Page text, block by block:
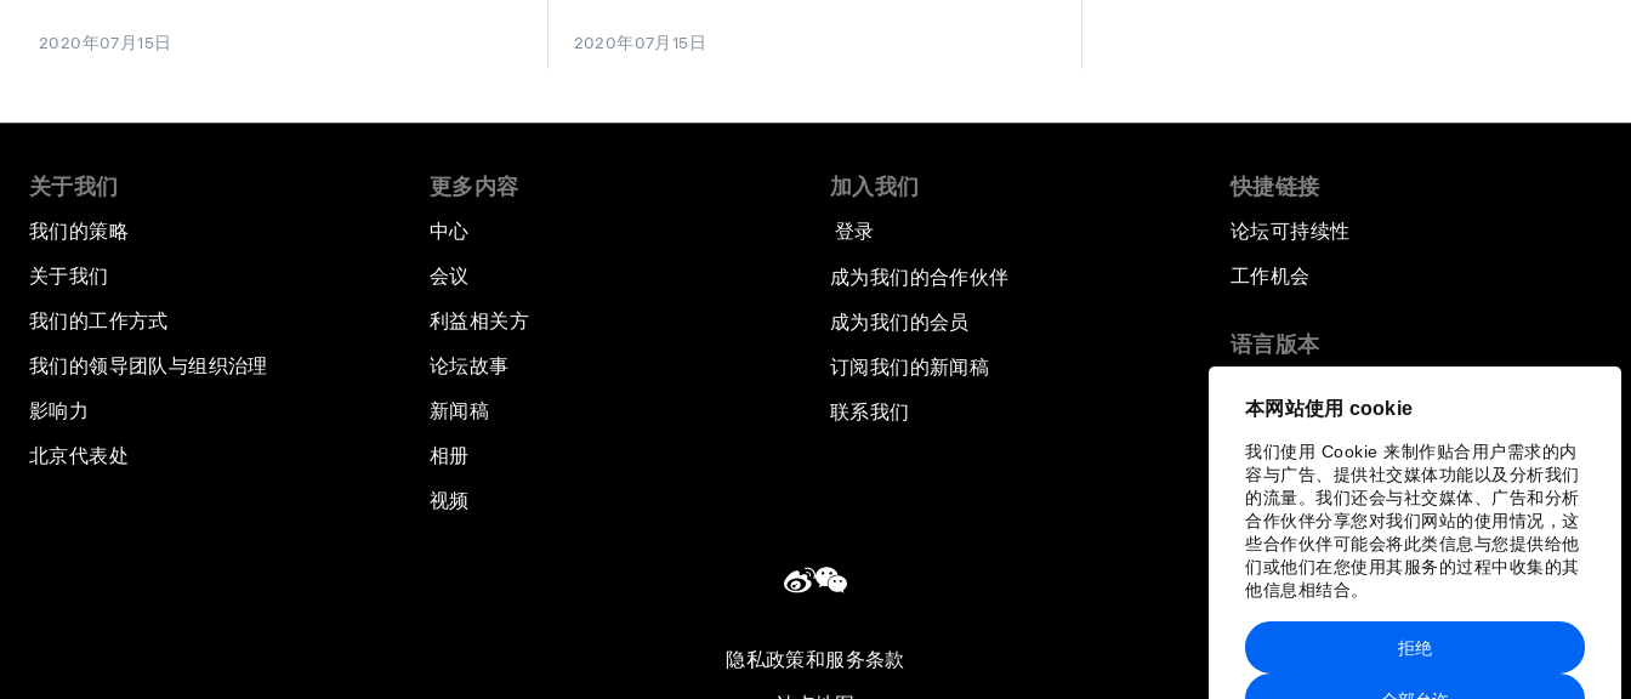
本网站使用 cookie
我们使用 Cookie 来制作贴合用户需求的内
容与广告、提供社交媒体功能以及分析我们
的流量。我们还会与社交媒体、广告和分析
合作伙伴分享您对我们网站的使用情况，这
些合作伙伴可能会将此类信息与您提供给他
们或他们在您使用其服务的过程中收集的其
他信息相结合。
拒绝
2020年07月15日 2020年07月15日
关于我们
我们的策略
关于我们
我们的工作方式
我们的领导团队与组织治理
影响力
北京代表处
更多内容
中心
会议
利益相关方
论坛故事
新闻稿
相册
视频
加入我们
登录
成为我们的合作伙伴
成为我们的会员
订阅我们的新闻稿
联系我们
快捷链接
论坛可持续性
工作机会
语言版本
隐私政策和服务条款